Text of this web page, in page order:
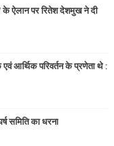
के ऐलान पर रितेश देशमुख ने दी
आर्थिक परिवर्तन के प्रणेता थे :
समिति का धरना